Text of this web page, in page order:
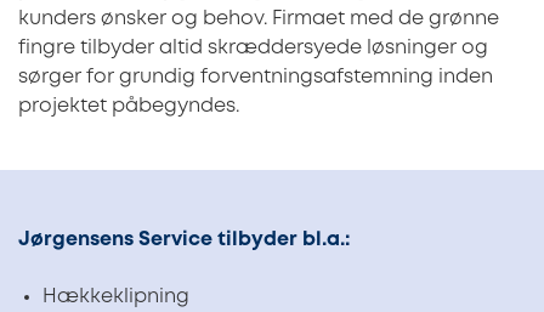
kunders ønsker og behov. Firmaet med de grønne
fingre tilbyder altid skræddersyede løsninger og
sørger for grundig forventningsafstemning inden
projektet påbegyndes.
Jørgensens Service tilbyder bl.a.:
Hækkeklipning